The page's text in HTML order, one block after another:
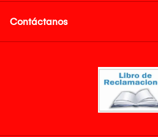
Contáctanos